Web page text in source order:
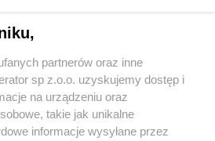
partnerów oraz inne
sp z.o.o. uzyskujemy dostęp i
na urządzeniu oraz
takie jak unikalne
informacje wysyłane przez